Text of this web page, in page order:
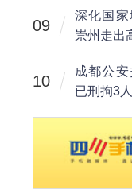
09
深化国
崇州走出
10
成都公
已刑拘3